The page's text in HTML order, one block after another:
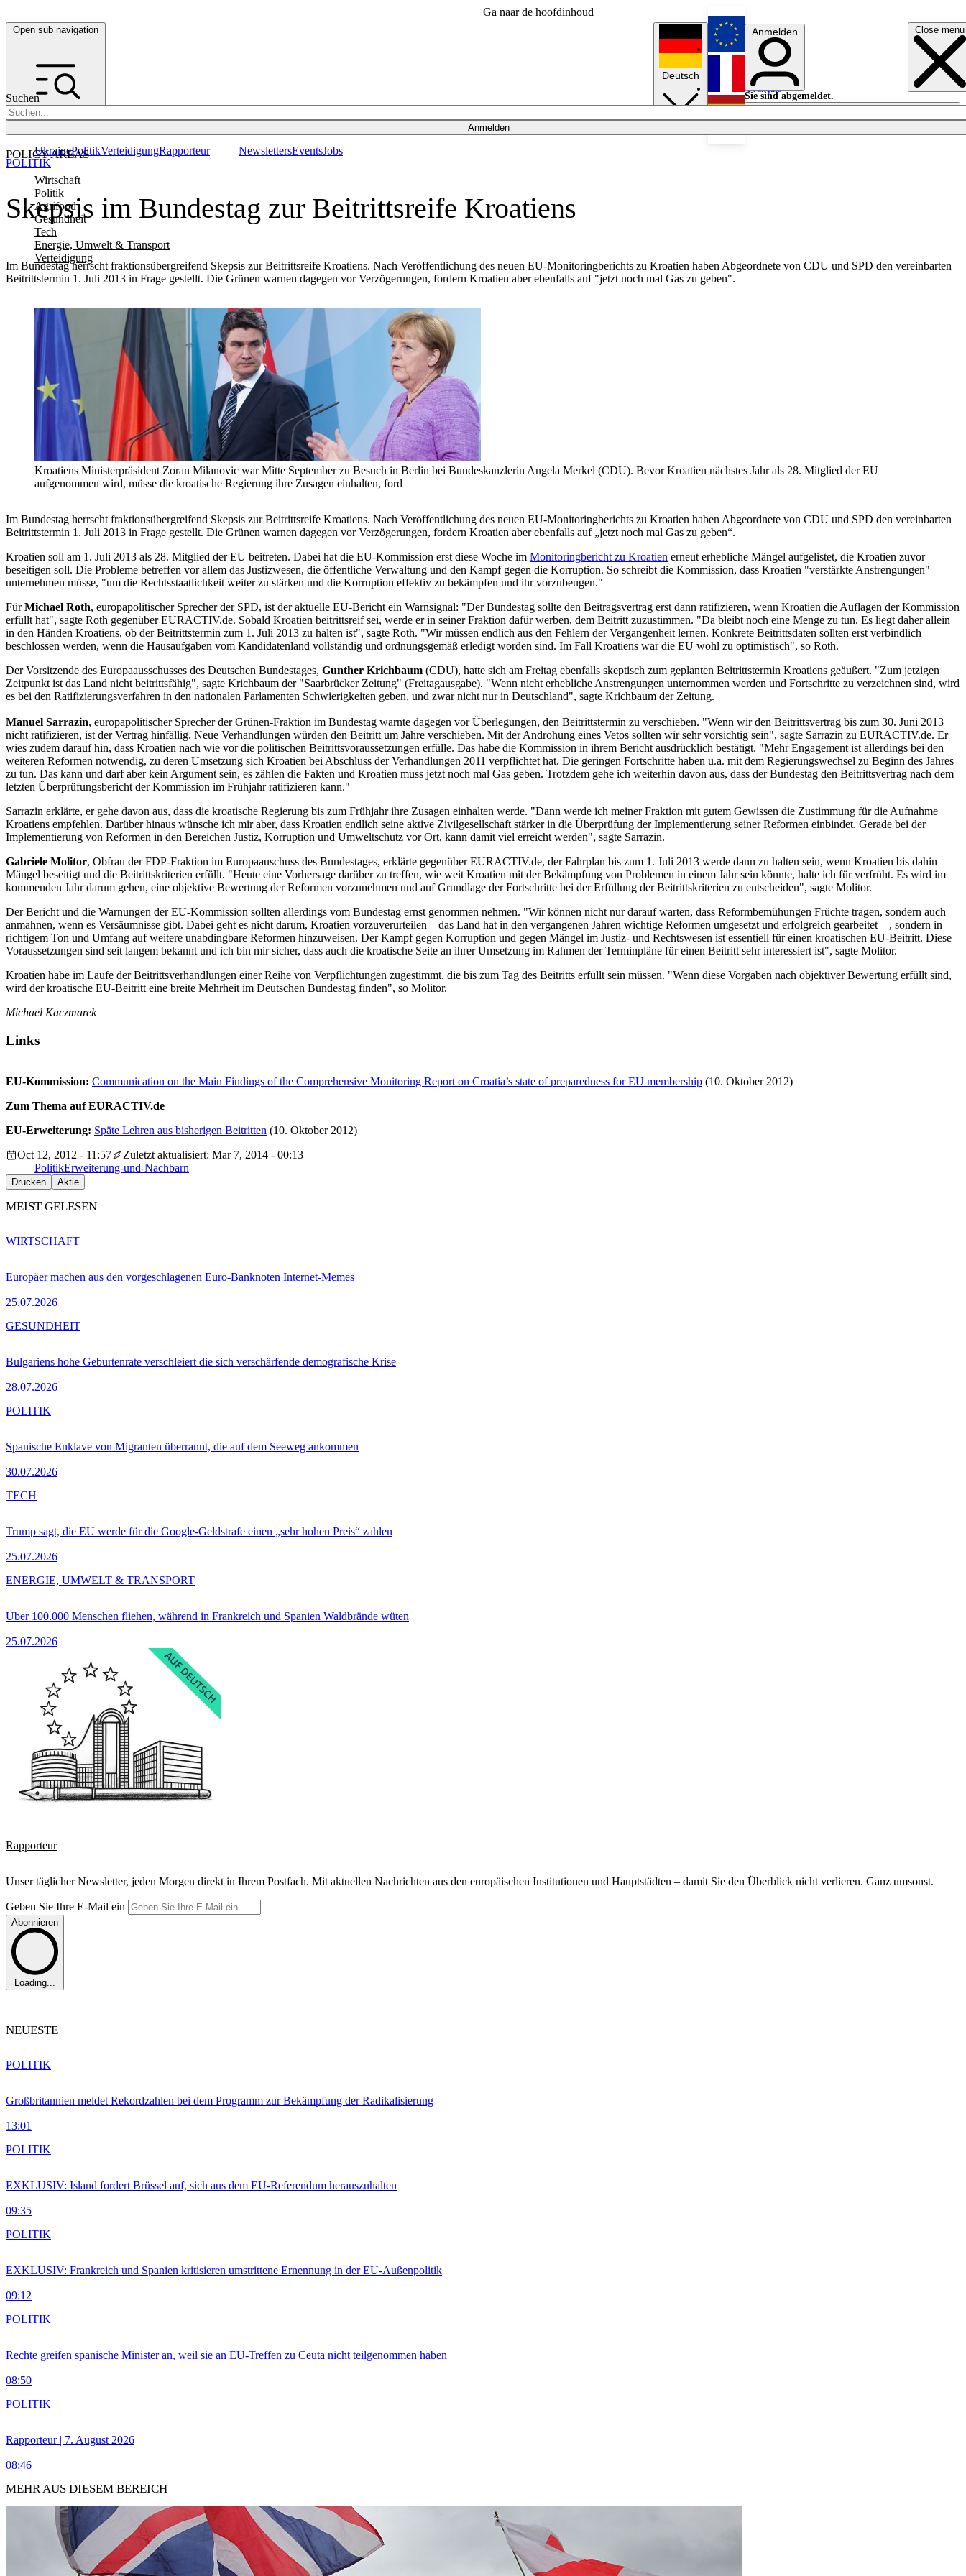
Ga naar de hoofdinhoud
Open sub navigation Close menu
Suchen
Anmelden
POLICY AREAS
Wirtschaft
Politik
Agrifood
Gesundheit
Tech
Energie, Umwelt & Transport
Verteidigung
UkrainePolitikVerteidigungRapporteur NewslettersEventsJobs
Deutsch
English
Français
Anmelden
Sie sind abgemeldet.
Anmelden
Licht aus
Skepsis im Bundestag zur Beitrittsreife Kroatiens
Im Bundestag herrscht fraktionsübergreifend Skepsis zur Beitrittsreife Kroatiens. Nach Veröffentlichung des neuen EU-Monitoringberichts zu Kroatien haben Abgeordnete von CDU und SPD den vereinbarten
Beitrittstermin 1. Juli 2013 in Frage gestellt. Die Grünen warnen dagegen vor Verzögerungen, fordern Kroatien aber ebenfalls auf "jetzt noch mal Gas zu geben".
POLITIK
Kroatiens Ministerpräsident Zoran Milanovic war Mitte September zu Besuch in Berlin bei Bundeskanzlerin Angela Merkel (CDU). Bevor Kroatien nächstes Jahr als 28. Mitglied der EU
aufgenommen wird, müsse die kroatische Regierung ihre Zusagen einhalten, ford
Im Bundestag herrscht fraktionsübergreifend Skepsis zur Beitrittsreife Kroatiens. Nach Veröffentlichung des neuen EU-Monitoringberichts zu Kroatien haben Abgeordnete von CDU und SPD den vereinbarten
Beitrittstermin 1. Juli 2013 in Frage gestellt. Die Grünen warnen dagegen vor Verzögerungen, fordern Kroatien aber ebenfalls auf „jetzt noch mal Gas zu geben“.
Kroatien soll am 1. Juli 2013 als 28. Mitglied der EU beitreten. Dabei hat die EU-Kommission erst diese Woche im Monitoringbericht zu Kroatien erneut erhebliche Mängel aufgelistet, die Kroatien zuvor
beseitigen soll. Die Probleme betreffen vor allem das Justizwesen, die öffentliche Verwaltung und den Kampf gegen die Korruption. So schreibt die Kommission, dass Kroatien "verstärkte Anstrengungen"
unternehmen müsse, "um die Rechtsstaatlichkeit weiter zu stärken und die Korruption effektiv zu bekämpfen und ihr vorzubeugen."
FürMichael Roth, europapolitischer Sprecher der SPD, ist der aktuelle EU-Bericht ein Warnsignal: "Der Bundestag sollte den Beitragsvertrag erst dann ratifizieren, wenn Kroatien die Auflagen der Kommission
erfüllt hat", sagte Roth gegenüber EURACTIV.de. Sobald Kroatien beitrittsreif sei, werde er in seiner Fraktion dafür werben, dem Beitritt zuzustimmen. "Da bleibt noch eine Menge zu tun. Es liegt daher allein
in den Händen Kroatiens, ob der Beitrittstermin zum 1. Juli 2013 zu halten ist", sagte Roth. "Wir müssen endlich aus den Fehlern der Vergangenheit lernen. Konkrete Beitrittsdaten sollten erst verbindlich
beschlossen werden, wenn die Hausaufgaben vom Kandidatenland vollständig und ordnungsgemäß erledigt worden sind. Im Fall Kroatiens war die EU wohl zu optimistisch", so Roth.
Der Vorsitzende des Europaausschusses des Deutschen Bundestages, Gunther Krichbaum (CDU), hatte sich am Freitag ebenfalls skeptisch zum geplanten Beitrittstermin Kroatiens geäußert. "Zum jetzigen
Zeitpunkt ist das Land nicht beitrittsfähig", sagte Krichbaum der "Saarbrücker Zeitung" (Freitagausgabe). "Wenn nicht erhebliche Anstrengungen unternommen werden und Fortschritte zu verzeichnen sind, wird
es bei den Ratifizierungsverfahren in den nationalen Parlamenten Schwierigkeiten geben, und zwar nicht nur in Deutschland", sagte Krichbaum der Zeitung.
Manuel Sarrazin, europapolitischer Sprecher der Grünen-Fraktion im Bundestag warnte dagegen vor Überlegungen, den Beitrittstermin zu verschieben. "Wenn wir den Beitrittsvertrag bis zum 30. Juni 2013
nicht ratifizieren, ist der Vertrag hinfällig. Neue Verhandlungen würden den Beitritt um Jahre verschieben. Mit der Androhung eines Vetos sollten wir sehr vorsichtig sein", sagte Sarrazin zu EURACTIV.de. Er
wies zudem darauf hin, dass Kroatien nach wie vor die politischen Beitrittsvoraussetzungen erfülle. Das habe die Kommission in ihrem Bericht ausdrücklich bestätigt. "Mehr Engagement ist allerdings bei den
weiteren Reformen notwendig, zu deren Umsetzung sich Kroatien bei Abschluss der Verhandlungen 2011 verpflichtet hat. Die geringen Fortschritte haben u.a. mit dem Regierungswechsel zu Beginn des Jahres
zu tun. Das kann und darf aber kein Argument sein, es zählen die Fakten und Kroatien muss jetzt noch mal Gas geben. Trotzdem gehe ich weiterhin davon aus, dass der Bundestag den Beitrittsvertrag nach dem
letzten Überprüfungsbericht der Kommission im Frühjahr ratifizieren kann."
Sarrazin erklärte, er gehe davon aus, dass die kroatische Regierung bis zum Frühjahr ihre Zusagen einhalten werde. "Dann werde ich meiner Fraktion mit gutem Gewissen die Zustimmung für die Aufnahme
Kroatiens empfehlen. Darüber hinaus wünsche ich mir aber, dass Kroatien endlich seine aktive Zivilgesellschaft stärker in die Überprüfung der Implementierung seiner Reformen einbindet. Gerade bei der
Implementierung von Reformen in den Bereichen Justiz, Korruption und Umweltschutz vor Ort, kann damit viel erreicht werden", sagte Sarrazin.
Gabriele Molitor, Obfrau der FDP-Fraktion im Europaauschuss des Bundestages, erklärte gegenüber EURACTIV.de, der Fahrplan bis zum 1. Juli 2013 werde dann zu halten sein, wenn Kroatien bis dahin
Mängel beseitigt und die Beitrittskriterien erfüllt. "Heute eine Vorhersage darüber zu treffen, wie weit Kroatien mit der Bekämpfung von Problemen in einem Jahr sein könnte, halte ich für verfrüht. Es wird im
kommenden Jahr darum gehen, eine objektive Bewertung der Reformen vorzunehmen und auf Grundlage der Fortschritte bei der Erfüllung der Beitrittskriterien zu entscheiden", sagte Molitor.
Der Bericht und die Warnungen der EU-Kommission sollten allerdings vom Bundestag ernst genommen nehmen. "Wir können nicht nur darauf warten, dass Reformbemühungen Früchte tragen, sondern auch
anmahnen, wenn es Versäumnisse gibt. Dabei geht es nicht darum, Kroatien vorzuverurteilen – das Land hat in den vergangenen Jahren wichtige Reformen umgesetzt und erfolgreich gearbeitet – , sondern in
richtigem Ton und Umfang auf weitere unabdingbare Reformen hinzuweisen. Der Kampf gegen Korruption und gegen Mängel im Justiz- und Rechtswesen ist essentiell für einen kroatischen EU-Beitritt. Diese
Voraussetzungen sind seit langem bekannt und ich bin mir sicher, dass auch die kroatische Seite an ihrer Umsetzung im Rahmen der Terminpläne für einen Beitritt sehr interessiert ist", sagte Molitor.
Kroatien habe im Laufe der Beitrittsverhandlungen einer Reihe von Verpflichtungen zugestimmt, die bis zum Tag des Beitritts erfüllt sein müssen. "Wenn diese Vorgaben nach objektiver Bewertung erfüllt sind,
wird der kroatische EU-Beitritt eine breite Mehrheit im Deutschen Bundestag finden", so Molitor.
Michael Kaczmarek
Links
EU-Kommission: Communication on the Main Findings of the Comprehensive Monitoring Report on Croatia’s state of preparedness for EU membership (10. Oktober 2012)
Zum Thema auf EURACTIV.de
EU-Erweiterung: Späte Lehren aus bisherigen Beitritten (10. Oktober 2012)
Oct 12, 2012 - 11:57
Zuletzt aktualisiert: Mar 7, 2014 - 00:13
PolitikErweiterung-und-Nachbarn
Drucken Aktie
MEIST GELESEN
Europäer machen aus den vorgeschlagenen Euro-Banknoten Internet-Memes
25.07.2026
WIRTSCHAFT
Bulgariens hohe Geburtenrate verschleiert die sich verschärfende demografische Krise
28.07.2026
GESUNDHEIT
Spanische Enklave von Migranten überrannt, die auf dem Seeweg ankommen
30.07.2026
POLITIK
Trump sagt, die EU werde für die Google-Geldstrafe einen „sehr hohen Preis“ zahlen
25.07.2026
TECH
Über 100.000 Menschen fliehen, während in Frankreich und Spanien Waldbrände wüten
25.07.2026
ENERGIE, UMWELT & TRANSPORT
Rapporteur
Unser täglicher Newsletter, jeden Morgen direkt in Ihrem Postfach. Mit aktuellen Nachrichten aus den europäischen Institutionen und Hauptstädten – damit Sie den Überblick nicht verlieren. Ganz umsonst.
Geben Sie Ihre E-Mail ein
Abonnieren
Loading...
NEUESTE
Großbritannien meldet Rekordzahlen bei dem Programm zur Bekämpfung der Radikalisierung
13:01
POLITIK
EXKLUSIV: Island fordert Brüssel auf, sich aus dem EU-Referendum herauszuhalten
09:35
POLITIK
EXKLUSIV: Frankreich und Spanien kritisieren umstrittene Ernennung in der EU-Außenpolitik
09:12
POLITIK
Rechte greifen spanische Minister an, weil sie an EU-Treffen zu Ceuta nicht teilgenommen haben
08:50
POLITIK
Rapporteur | 7. August 2026
08:46
POLITIK
MEHR AUS DIESEM BEREICH